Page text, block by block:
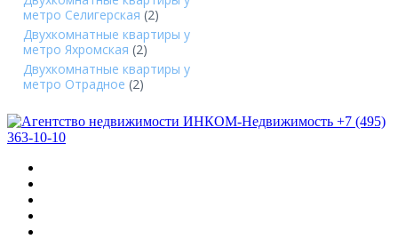
метро Селигерская (2)
Двухкомнатные квартиры у
метро Яхромская (2)
Двухкомнатные квартиры у
метро Отрадное (2)
+7 (495)
363-10-10